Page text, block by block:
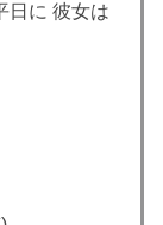
日に 彼女は